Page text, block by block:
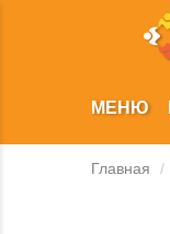
МЕНЮ
Главная /